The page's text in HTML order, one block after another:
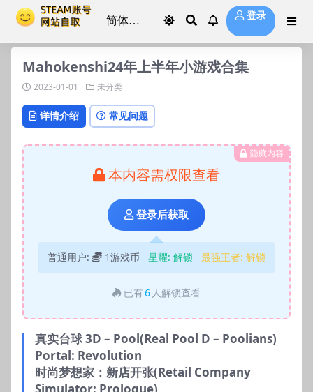
登录
Mahokenshi24年上半年小游戏合集
2023-01-01 未分类
详情介绍 常见问题
隐藏内容
本内容需权限查看
登录后获取
普通用户: 1游戏币 星耀: 解锁 最强王者: 解锁
已有6 人解锁查看
真实台球 3D – Pool(Real Pool D – Poolians)
Portal: Revolution
时尚梦想家：新店开张(Retail Company
Simulator: Prologue)